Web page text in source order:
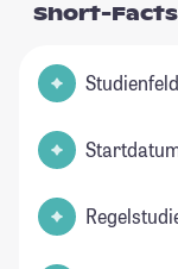
Short-Facts